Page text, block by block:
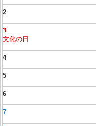
2
3
文化の日
4
5
6
7